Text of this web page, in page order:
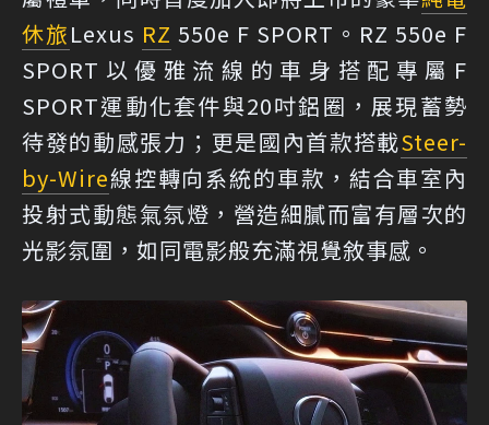
休旅Lexus RZ 550e F SPORT。RZ 550e F
SPORT以優雅流線的車身搭配專屬F
SPORT運動化套件與20吋鋁圈，展現蓄勢
待發的動感張力；更是國內首款搭載Steer-
by-Wire線控轉向系統的車款，結合車室內
投射式動態氣氛燈，營造細膩而富有層次的
光影氛圍，如同電影般充滿視覺敘事感。